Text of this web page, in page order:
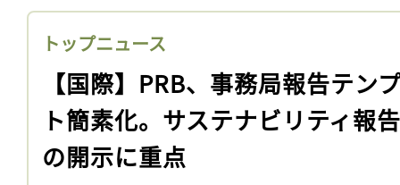
トップニュース
【国際】PRB、事務局報告テン
ト簡素化。サステナビリティ報
の開示に重点